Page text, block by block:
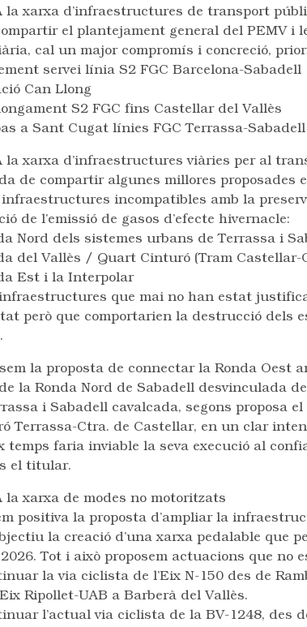
la xarxa d’infraestructures de transport
el plantejament general del PEMV i
cal un major compromís i concreció,
servei línia S2 FGC Barcelona-Sabadell
Can Llong
S2 FGC fins Castellar del Vallès
a Sant Cugat línies FGC Terrassa-Sabadell
la xarxa d’infraestructures viàries per al
de compartir algunes millores proposades
infraestructures incompatibles amb la
de l’emissió de gasos d’efecte hivernacle:
Nord dels sistemes urbans de Terrassa i
del Vallès / Quart Cinturó (Tram Castellar-
Est i la Interpolar
que mai no han estat
però que comportarien la destrucció dels
la proposta de connectar la Ronda Oest
la Ronda Nord de Sabadell desvinculada
i Sabadell cavalcada, segons proposa
Terrassa-Ctra. de Castellar, en un clar
temps faria inviable la seva execució al
el titular.
la xarxa de modes no motoritzats
positiva la proposta d’ampliar la
la creació d’una xarxa pedalable que
Tot i això proposem actuacions que no
la via ciclista de l’Eix N-150 des de
Ripollet-UAB a Barberà del Vallès.
l’actual via ciclista de la BV-1248, des